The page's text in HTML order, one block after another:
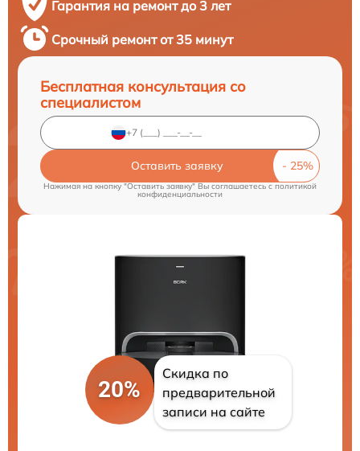
Гарантия на ремонт до 3 лет
Срочный ремонт от 35 минут
Бесплатная консультация со
специалистом
Оставить заявку
Нажимая на кнопку "Оставить заявку" Вы соглашаетесь cполитикой
конфиденциальности
20%
Скидка по
предварительной
записи на сайте